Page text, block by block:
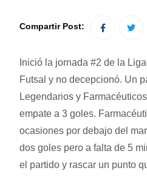
Compartir Post:
Inició la jornada #2 de la
Futsal y no decepcionó. Un
Legendarios y
empate a 3 goles.
ocasiones por debajo del
dos goles pero a falta de 5
el partido y rascar un punto